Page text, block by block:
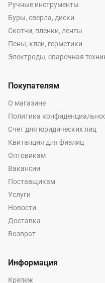
Ручные инструменты
Буры, сверла, диски
Скотчи, пленки, ленты
Пены, клеи, герметики
Электроды, сварочная
Покупателям
О магазине
Политика
Счет для юридических лиц
Квитанция для физлиц
Оптовикам
Вакансии
Поставщикам
Услуги
Новости
Доставка
Возврат
Информация
Крепеж